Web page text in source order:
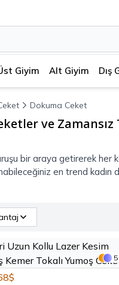
Giyim Alt Giyim Dış
Dokuma Ceket
ve
bir araya getirerek her
en trend
5